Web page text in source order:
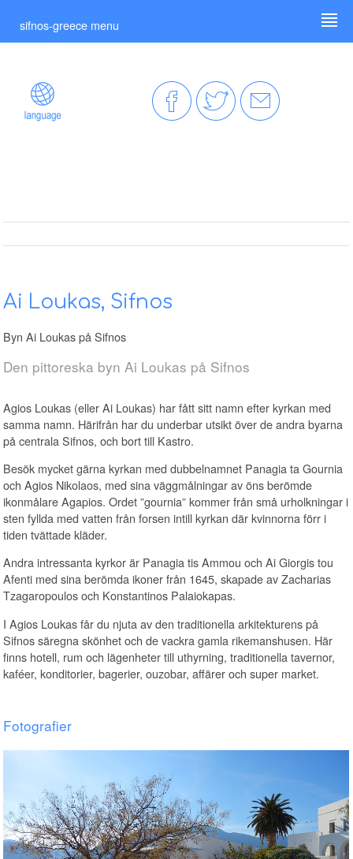
sifnos-greece menu
Ai Loukas, Sifnos
Byn Ai Loukas på Sifnos
Den pittoreska byn Ai Loukas på Sifnos
Agios Loukas (eller Ai Loukas) har fått sitt namn efter kyrkan med
samma namn. Härifrån har du underbar utsikt över de andra byarna
på centrala Sifnos, och bort till Kastro.
Besök mycket gärna kyrkan med dubbelnamnet Panagia ta Gournia
och Agios Nikolaos, med sina väggmålningar av öns berömde
ikonmålare Agapios. Ordet ”gournia” kommer från små urholkningar i
sten fyllda med vatten från forsen intill kyrkan där kvinnorna förr i
tiden tvättade kläder.
Andra intressanta kyrkor är Panagia tis Ammou och Ai Giorgis tou
Afenti med sina berömda ikoner från 1645, skapade av Zacharias
Tzagaropoulos och Konstantinos Palaiokapas.
I Agios Loukas får du njuta av den traditionella arkitekturens på
Sifnos säregna skönhet och de vackra gamla rikemanshusen. Här
finns hotell, rum och lägenheter till uthyrning, traditionella tavernor,
kaféer, konditorier, bagerier, ouzobar, affärer och super market.
Fotografier